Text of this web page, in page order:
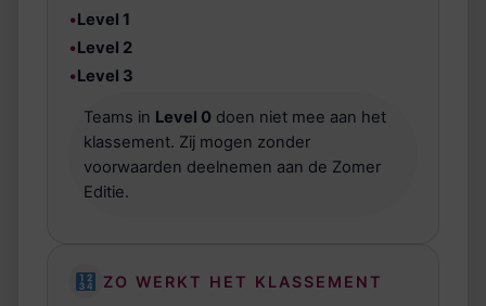
• Level 1
• Level 2
• Level 3
Teams in Level 0 doen niet mee aan het
klassement. Zij mogen zonder
voorwaarden deelnemen aan de Zomer
Editie.
ZO WERKT HET KLASSEMENT